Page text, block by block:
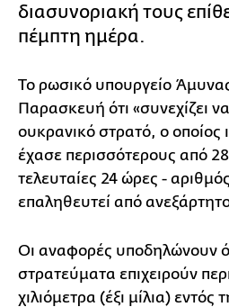
διασυνοριακή τους
πέμπτη ημέρα.
Το ρωσικό υπουργείο
Παρασκευή ότι «συνεχίζει
ουκρανικό στρατό, ο οποίος
έχασε περισσότερους από
τελευταίες 24 ώρες -
επαληθευτεί από
Οι αναφορές υποδηλώνουν
στρατεύματα επιχειρούν
χιλιόμετρα (έξι μίλια) εντός